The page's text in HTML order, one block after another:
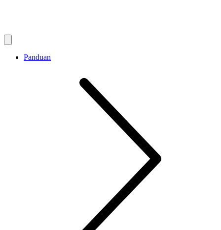
Panduan